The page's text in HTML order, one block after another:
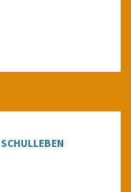
SCHULLEBEN